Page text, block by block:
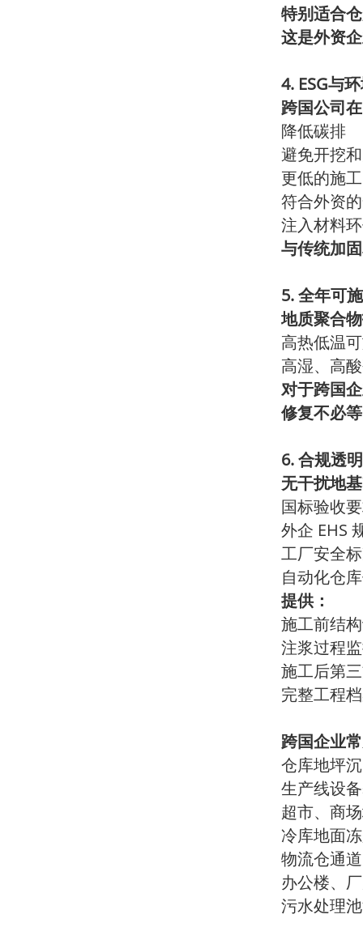
特别适合
这是外资
4. ESG与
跨国公司
降低碳排
避免开挖
更低的施
符合外资
注入材料
与传统加
5. 全年可
地质聚合
高热低温
高湿、高
对于跨国
修复不必
6. 合规透明
无干扰地
国标验收
外企 EHS
工厂安全
自动化仓
提供：
施工前结
注浆过程
施工后第
完整工程
跨国企业
仓库地坪
生产线设
超市、商
冷库地面
物流仓通
办公楼、
污水处理